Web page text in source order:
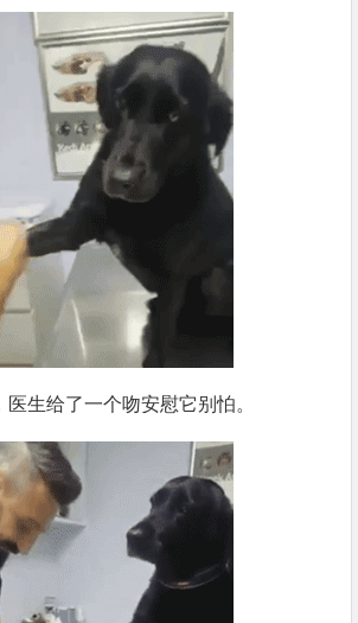
医生给了一个吻安慰它别怕。